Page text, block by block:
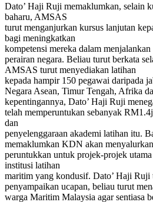
Dato’ Haji Ruji memaklumkan, selain
baharu, AMSAS
turut menganjurkan kursus lanjutan
bagi meningkatkan
kompetensi mereka dalam menjalankan
perairan negara. Beliau turut berkata
AMSAS turut menyediakan latihan
kepada hampir 150 pegawai daripada
Negara Asean, Timur Tengah, Afrika
kepentingannya, Dato’ Haji Ruji
telah memperuntukan sebanyak
dan
penyelenggaraan akademi latihan itu.
memaklumkan KDN akan
peruntukkan untuk projek-projek
institusi latihan
maritim yang kondusif. Dato’ Haji Ruji
penyampaikan ucapan, beliau turut
warga Maritim Malaysia agar sentiasa